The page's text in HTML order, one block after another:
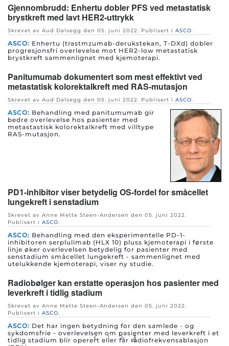
Gjennombrudd: Enhertu dobler PFS ved metastatisk
brystkreft med lavt HER2-uttrykk
Skrevet av Aud Dalsegg den 05. juni 2022. Publisert i ASCO.
ASCO: Enhertu (trastmzumab-derukstekan, T-DXd) dobler
progresjonsfri overlevelse mot HER2-low metastatisk
brystkreft sammenlignet med kjemoterapi.
Panitumumab dokumentert som mest effektivt ved
metastatisk kolorektalkreft med RAS-mutasjon
Skrevet av Aud Dalsegg den 05. juni 2022. Publisert i ASCO.
ASCO: Behandling med panitumumab gir
bedre overlevelse hos pasienter med
metastastisk kolorektalkreft med villtype
RAS-mutasjon.
PD1-inhibitor viser betydelig OS-fordel for småcellet
lungekreft i senstadium
Skrevet av Anne Mette Steen-Andersen den 05. juni 2022.
Publisert i ASCO.
ASCO: Behandling med den eksperimentelle PD-1-
inhibitoren serplulimab (HLX 10) pluss kjemoterapi i første
linje øker overlevelsen betydelig for pasienter med
senstadium småcellet lungekreft - sammenlignet med
utelukkende kjemoterapi, viser ny studie.
Radiobølger kan erstatte operasjon hos pasienter med
leverkreft i tidlig stadium
Skrevet av Anne Mette Steen-Andersen den 05. juni 2022.
Publisert i ASCO.
ASCO: Det har ingen betydning for den samlede - og
sykdomsfrie - overlevelsen om pasienter med leverkreft i et
tidlig stadium blir operert eller får radiofrekvensablasjon
1 2 3